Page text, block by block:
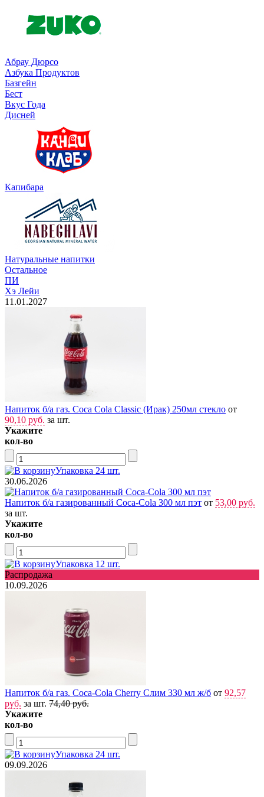
Абрау Дюрсо
Азбука Продуктов
Базгейн
Бест
Вкус Года
Дисней
Капибара
Натуральные напитки
Остальное
ПИ
Хэ Лейи
11.01.2027
Напиток б/а газ. Соса Соla Classic (Ирак) 250мл стекло от
90,10 руб. за шт.
Укажите
кол-во
Упаковка 24 шт.
30.06.2026
Напиток б/а газированный Coca-Cola 300 мл пэт от 53,00 руб.
за шт.
Укажите
кол-во
Упаковка 12 шт.
Распродажа
10.09.2026
Напиток б/а газ. Coca-Cola Cherry Слим 330 мл ж/б от 92,57
руб. за шт. 74,40 руб.
Укажите
кол-во
Упаковка 24 шт.
09.09.2026